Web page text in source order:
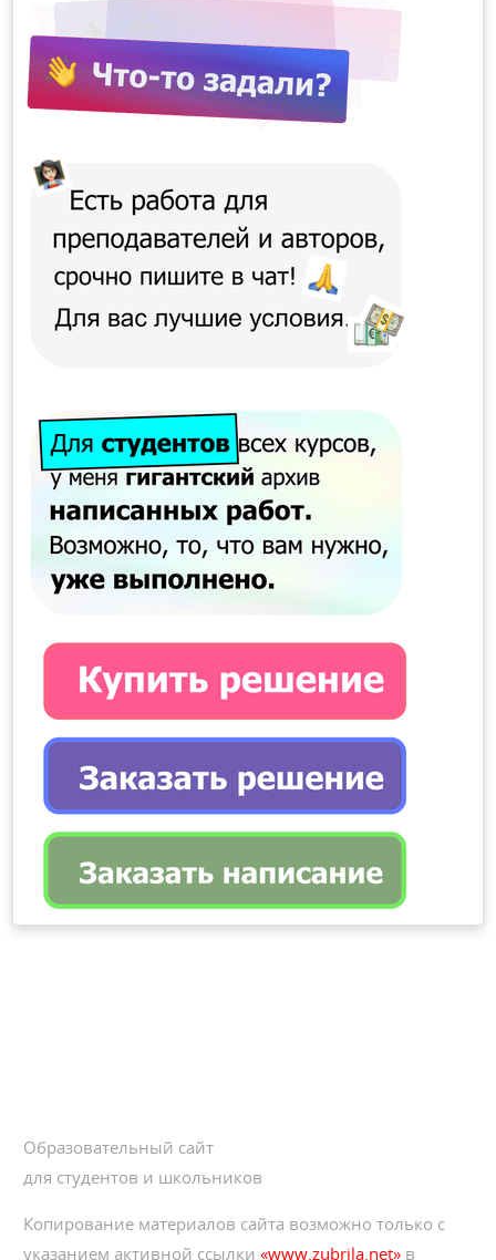
Образовательный сайт
для студентов и школьников
Копирование материалов сайта возможно только с
указанием активной ссылки«www.zubrila.net» в